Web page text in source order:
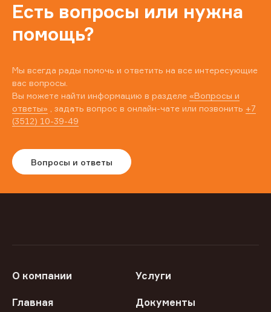
Есть вопросы или нужна
помощь?
Мы всегда рады помочь и ответить на все интересующие
вас вопросы.
Вы можете найти информацию в разделе «Вопросы и
ответы» , задать вопрос в онлайн-чате или позвонить +7
(3512) 10-39-49
Вопросы и ответы
О компании Услуги
Главная Документы